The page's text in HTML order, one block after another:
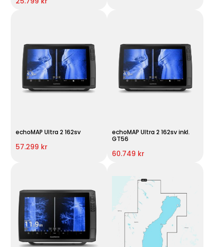
echoMAP Ultra 2 162sv
57.299 kr
echoMAP Ultra 2 162sv inkl.
GT56
60.749 kr